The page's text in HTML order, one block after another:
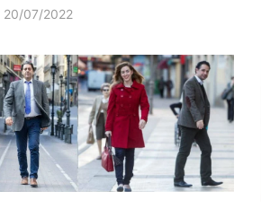
20/07/2022